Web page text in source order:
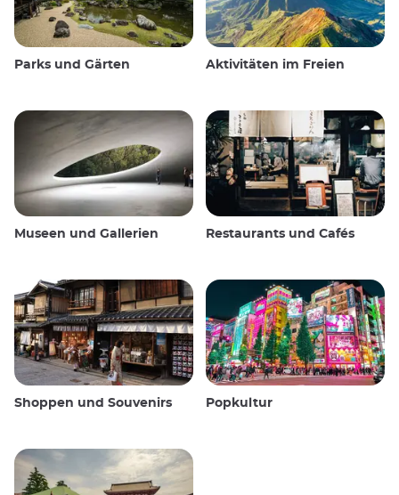
Parks und Gärten Aktivitäten im Freien
Museen und Gallerien Restaurants und Cafés
Shoppen und Souvenirs Popkultur